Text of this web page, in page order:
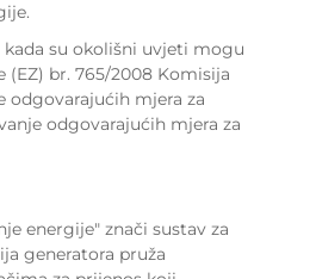
su okolišni uvjeti mogu
br. 765/2008 Komisija
odgovarajućih mjera za
odgovarajućih mjera za
energije" znači sustav za
generatora pruža